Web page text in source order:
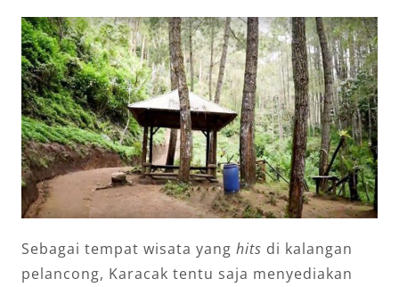
Sebagai tempat wisata yang hits di kalangan
pelancong, Karacak tentu saja menyediakan